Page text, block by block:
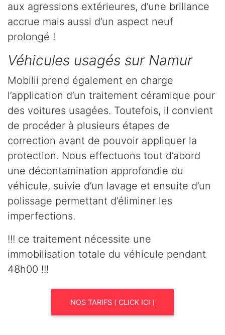
aux agressions extérieures, d’une brillance
accrue mais aussi d’un aspect neuf
prolongé !
Véhicules usagés sur Namur
Mobilii prend également en charge
l’application d’un traitement céramique pour
des voitures usagées. Toutefois, il convient
de procéder à plusieurs étapes de
correction avant de pouvoir appliquer la
protection. Nous effectuons tout d’abord
une décontamination approfondie du
véhicule, suivie d’un lavage et ensuite d’un
polissage permettant d’éliminer les
imperfections.
!!! ce traitement nécessite une
immobilisation totale du véhicule pendant
48h00 !!!
NOS TARIFS ( CLICK ICI )